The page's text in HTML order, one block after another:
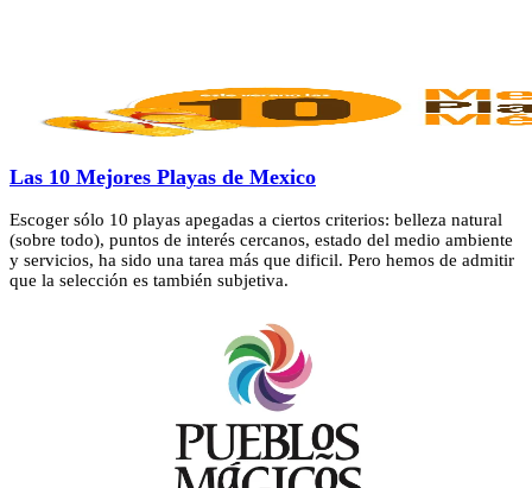
Las 10 Mejores Playas de Mexico
Escoger sólo 10 playas apegadas a ciertos criterios: belleza natural
(sobre todo), puntos de interés cercanos, estado del medio ambiente
y servicios, ha sido una tarea más que dificil. Pero hemos de admitir
que la selección es también subjetiva.